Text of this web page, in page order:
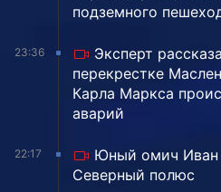
подземного
23:36
Эксперт
перекрестке
Карла Маркса
аварий
22:17
Юный омич Иван
Северный полюс